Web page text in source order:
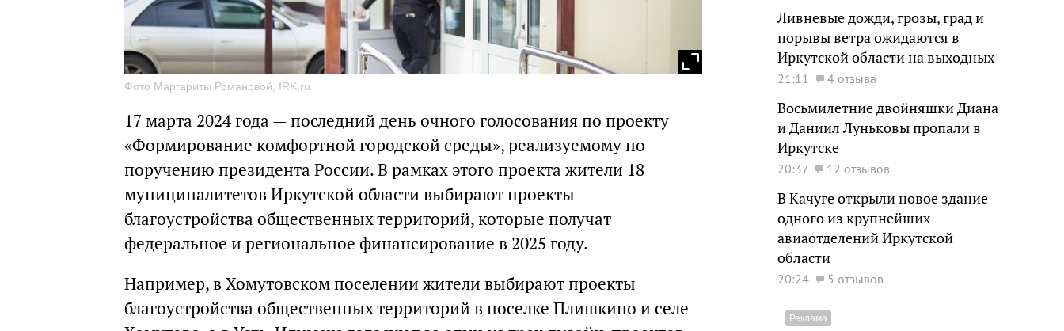
Фото Маргариты Романовой, IRK.ru
17 марта 2024 года — последний день очного голосования по проекту
«Формирование комфортной городской среды», реализуемому по
поручению президента России. В рамках этого проекта жители 18
муниципалитетов Иркутской области выбирают проекты
благоустройства общественных территорий, которые получат
федеральное и региональное финансирование в 2025 году.
Например, в Хомутовском поселении жители выбирают проекты
благоустройства общественных территорий в поселке Плишкино и селе
Ливневые дожди, грозы, град и
порывы ветра ожидаются в
Иркутской области на выходных
21:11 4 отзыва
Восьмилетние двойняшки Диана
и Даниил Луньковы пропали в
Иркутске
20:37 12 отзывов
В Качуге открыли новое здание
одного из крупнейших
авиаотделений Иркутской
области
20:24 5 отзывов